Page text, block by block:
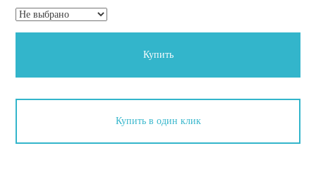
Купить
Купить в один клик